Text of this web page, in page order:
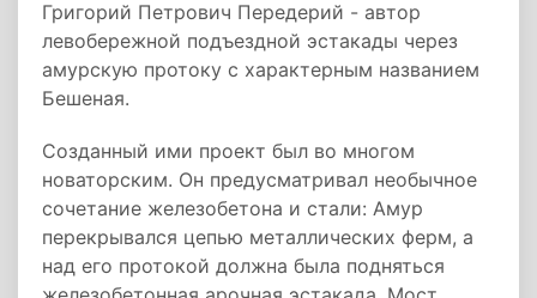
Григорий Петрович Передерий - автор
левобережной подъездной эстакады через
амурскую протоку с характерным названием
Бешеная.
Созданный ими проект был во многом
новаторским. Он предусматривал необычное
сочетание железобетона и стали: Амур
перекрывался цепью металлических ферм, а
над его протокой должна была подняться